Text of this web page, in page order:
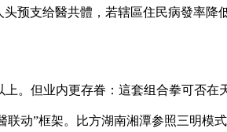
预支给醫共體，若辖區住民病發率
。但业内更存眷：這套组合拳可否在
联动”框架。比方湖南湘潭参照三明模